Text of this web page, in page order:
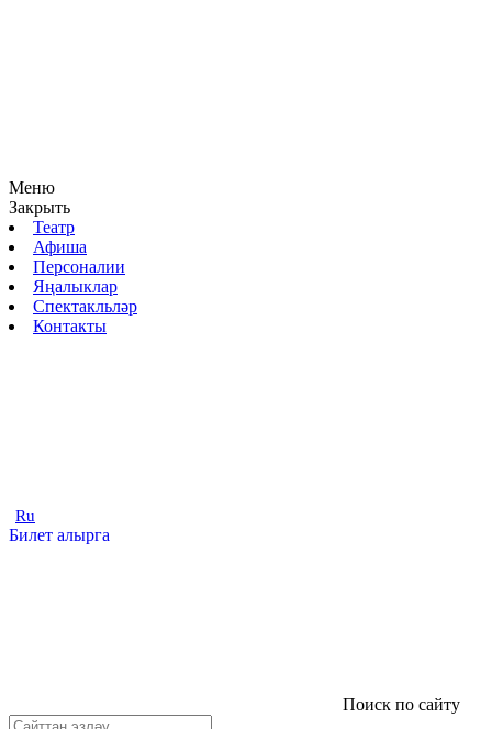
Меню
Закрыть
Театр
Афиша
Персоналии
Яңалыклар
Спектакльләр
Контакты
Ru
Билет алырга
Поиск по сайту